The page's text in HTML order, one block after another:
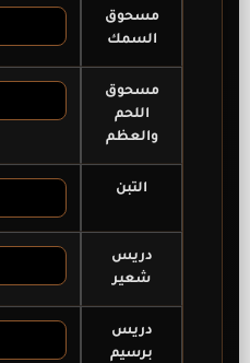
مسحوق
السمك
مسحوق
اللحم
والعظم
التبن
دريس
شعير
دريس
برسيم